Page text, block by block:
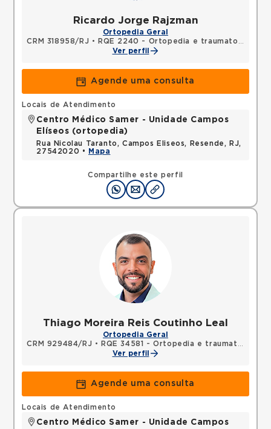
Ricardo Jorge Rajzman
Ortopedia Geral
CRM 318958/RJ •
RQE 2240 - Ortopedia e traumatologia
Ver perfil
Agende uma consulta
Compartilhe este perfil
Locais de Atendimento
Centro Médico Samer - Unidade Campos
Elíseos (ortopedia)
Rua Nicolau Taranto, Campos Eliseos, Resende, RJ,
27542020 •
Mapa
Thiago Moreira Reis Coutinho Leal
Ortopedia Geral
CRM 929484/RJ •
RQE 34581 - Ortopedia e traumatologia
Ver perfil
Agende uma consulta
Locais de Atendimento
Centro Médico Samer - Unidade Campos